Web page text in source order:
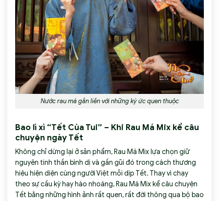
Nước rau má gắn liền với những ký ức quen thuộc
Bao lì xì “Tết Của Tui” – Khi Rau Má Mix kể câu
chuyện ngày Tết
Không chỉ dừng lại ở sản phẩm, Rau Má Mix lựa chọn giữ
nguyên tinh thần bình dị và gần gũi đó trong cách thương
hiệu hiện diện cùng người Việt mỗi dịp Tết. Thay vì chạy
theo sự cầu kỳ hay hào nhoáng, Rau Má Mix kể câu chuyện
Tết bằng những hình ảnh rất quen, rất đời thông qua bộ bao